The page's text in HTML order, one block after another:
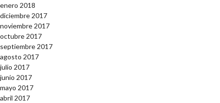
enero 2018
diciembre 2017
noviembre 2017
octubre 2017
septiembre 2017
agosto 2017
julio 2017
junio 2017
mayo 2017
abril 2017